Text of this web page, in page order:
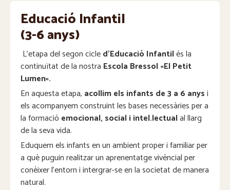
Educació Infantil
(3-6 anys)
L’etapa del segon cicled’Educació Infantilés la
continuïtat de la nostra Escola Bressol «El Petit
Lumen».
En aquesta etapa, acollim els infants de 3 a 6 anysi
els acompanyem construint les bases necessàries per a
la formació emocional, social i intel.lectualal llarg
de la seva vida.
Eduquem els infants en un ambient proper i familiar per
a què puguin realitzar un aprenentatge vivèncial per
conèixer l’entorn i intergrar-se en la societat de manera
natural.